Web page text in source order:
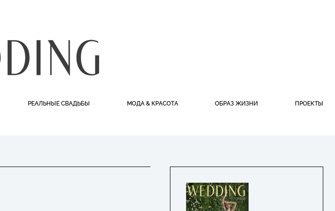
РЕАЛЬНЫЕ СВАДЬБЫ МОДА & КРАСОТА ОБРАЗ ЖИЗНИ ПРОЕКТЫ